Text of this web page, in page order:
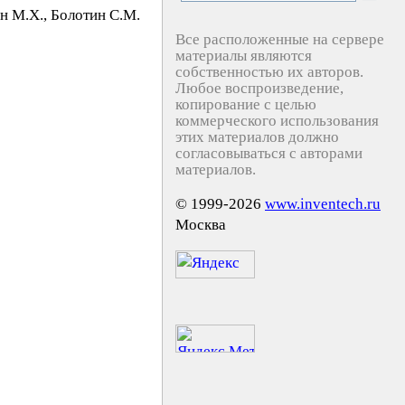
М.X., Бoлoтин C.М.
Все расположенные на сервере
материалы являются
собственностью их авторов.
Любое воспроизведение,
копирование с целью
коммерческого использования
этих материалов должно
согласовываться с авторами
материалов.
© 1999-2026 www.inventech.ru
Москва